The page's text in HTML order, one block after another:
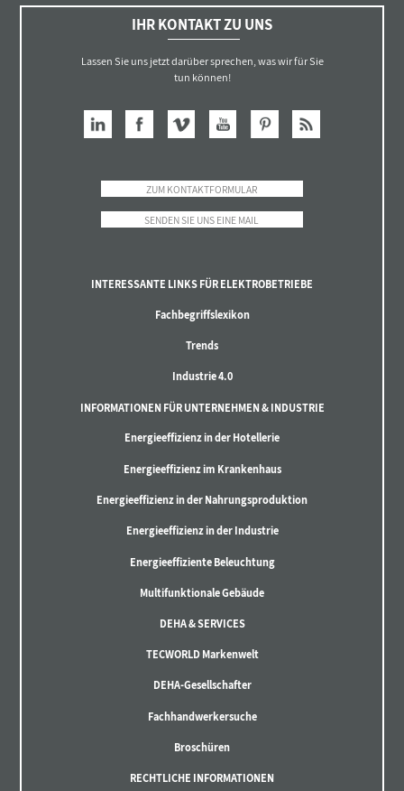
IHR KONTAKT ZU UNS
Lassen Sie uns jetzt darüber sprechen, was wir für Sie
tun können!
ZUM KONTAKTFORMULAR
SENDEN SIE UNS EINE MAIL
INTERESSANTE LINKS FÜR ELEKTROBETRIEBE
Fachbegriffslexikon
Trends
Industrie 4.0
INFORMATIONEN FÜR UNTERNEHMEN & INDUSTRIE
Energieeffizienz in der Hotellerie
Energieeffizienz im Krankenhaus
Energieeffizienz in der Nahrungsproduktion
Energieeffizienz in der Industrie
Energieeffiziente Beleuchtung
Multifunktionale Gebäude
DEHA & SERVICES
TECWORLD Markenwelt
DEHA-Gesellschafter
Fachhandwerkersuche
Broschüren
RECHTLICHE INFORMATIONEN